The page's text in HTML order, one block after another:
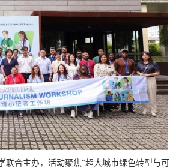
合主办，活动聚焦“超大城市绿色转型与可